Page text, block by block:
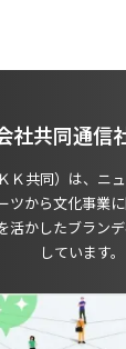
社共同通信
Ｋ共同）は、ニ
ツから文化事業
活かしたブラン
しています。